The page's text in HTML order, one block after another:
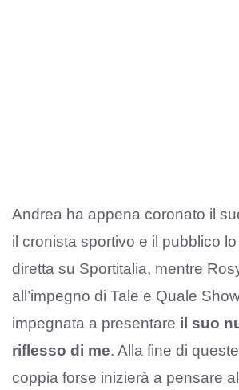
Andrea ha appena coronato il
il cronista sportivo e il pubblico
diretta su Sportitalia, mentre
all’impegno di Tale e Quale
impegnata a presentare il suo
riflesso di me. Alla fine di
coppia forse inizierà a pensare